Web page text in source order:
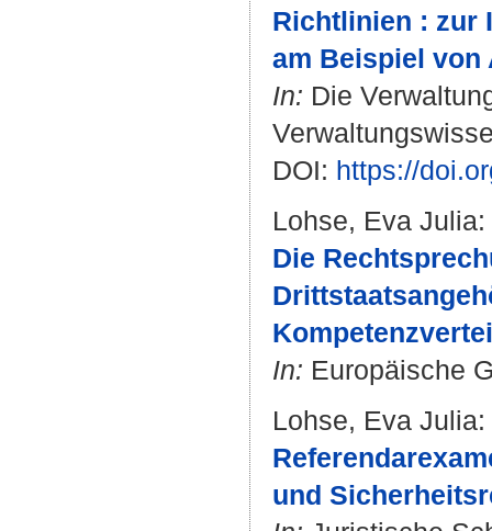
Richtlinien : zur
am Beispiel von
In: Die
DOI: https://
Lohse, Eva Julia:
Die
In: Europäische
Lohse, Eva Julia:
und